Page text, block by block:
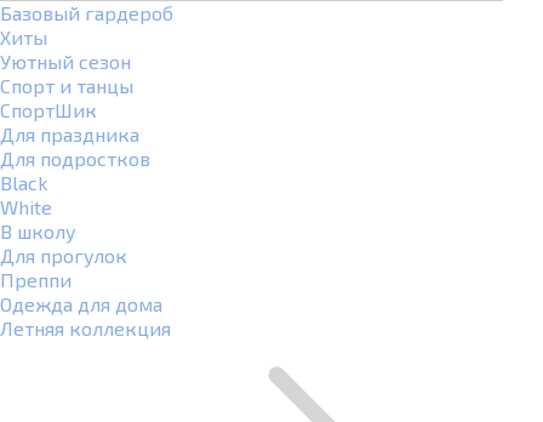
Базовый гардероб
Хиты
Уютный сезон
Спорт и танцы
СпортШик
Для праздника
Для подростков
Black
White
В школу
Для прогулок
Преппи
Одежда для дома
Летняя коллекция